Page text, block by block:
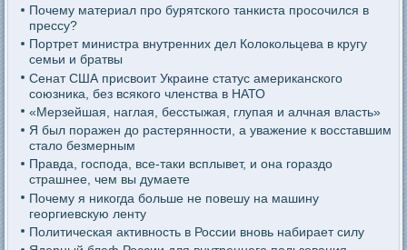
Почему материал про бурятского танкиста просочился в
прессу?
Портрет министра внутренних дел Колокольцева в кругу
семьи и братвы
Сенат США присвоит Украине статус американского
союзника, без всякого членства в НАТО
«Мерзейшая, наглая, бесстыжая, глупая и алчная власть»
Я был поражен до растерянности, а уважение к восставшим
стало безмерным
Правда, господа, все-таки всплывет, и она гораздо
страшнее, чем вы думаете
Почему я никогда больше не повешу на машину
георгиевскую ленту
Политическая активность в России вновь набирает силу